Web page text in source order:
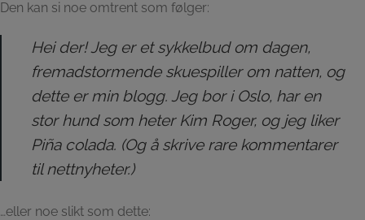
Den kan si noe omtrent som følger:
Hei der! Jeg er et sykkelbud om dagen,
fremadstormende skuespiller om natten, og
dette er min blogg. Jeg bor i Oslo, har en
stor hund som heter Kim Roger, og jeg liker
Piña colada. (Og å skrive rare kommentarer
til nettnyheter.)
…eller noe slikt som dette: